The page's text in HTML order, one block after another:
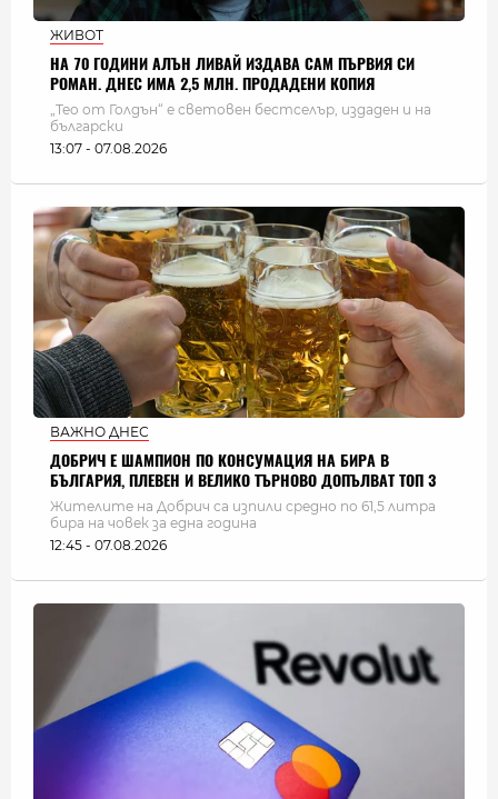
ЖИВОТ
НА 70 ГОДИНИ АЛЪН ЛИВАЙ ИЗДАВА САМ ПЪРВИЯ СИ
РОМАН. ДНЕС ИМА 2,5 МЛН. ПРОДАДЕНИ КОПИЯ
„Тео от Голдън“ е световен бестселър, издаден и на
български
13:07 - 07.08.2026
ВАЖНО ДНЕС
ДОБРИЧ Е ШАМПИОН ПО КОНСУМАЦИЯ НА БИРА В
БЪЛГАРИЯ, ПЛЕВЕН И ВЕЛИКО ТЪРНОВО ДОПЪЛВАТ ТОП 3
Жителите на Добрич са изпили средно по 61,5 литра
бира на човек за една година
12:45 - 07.08.2026